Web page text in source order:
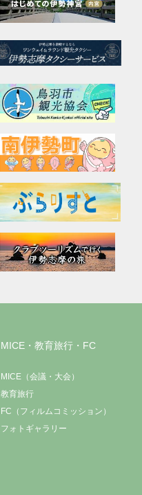
MICE・教育旅行・FC
MICE（会議・大会）
教育旅行
FC（フィルムコミッション）
フォトギャラリー